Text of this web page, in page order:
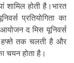
शामिल होती है।भारत
प्रतियोगिता का
द मिस यूनिवर्स
हफ्ते तक चलती है और
चयन होता है।